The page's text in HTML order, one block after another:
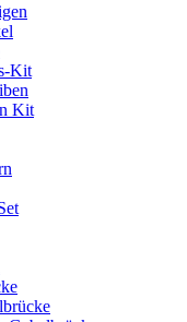
Kit
Kit